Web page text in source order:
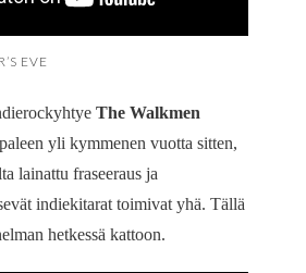
EVE
The Walkmen
yli kymmenen vuotta sitten,
lainattu fraseeraus ja
indiekitarat toimivat yhä. Tällä
hetkessä kattoon.